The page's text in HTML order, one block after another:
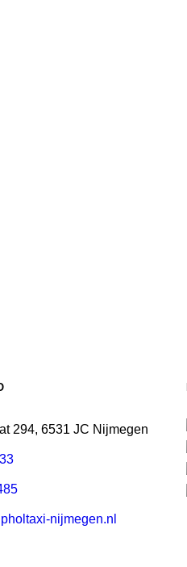
294, 6531 JC Nijmegen
nijmegen.nl